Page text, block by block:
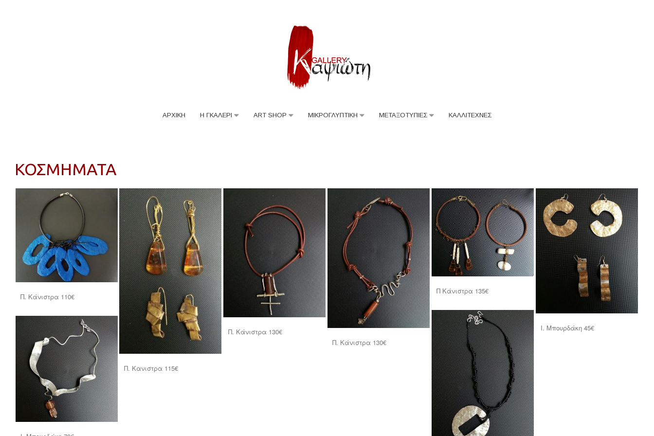
ΑΡΧΙΚΗ Η ΓΚΑΛΕΡΙ ART SHOP ΜΙΚΡΟΓΛΥΠΤΙΚΗ ΜΕΤΑΞΟΤΥΠΙΕΣ ΚΑΛΛΙΤΕΧΝΕΣ
ΚΟΣΜΗΜΑΤΑ
Π. Κάνιστρα 110€
Π. Κανιστρα 115€
Π. Κάνιστρα 130€
Π. Kάνιστρα 130€
Π Κάνιστρα 135€
Ι. Μπουρδάκη 45€